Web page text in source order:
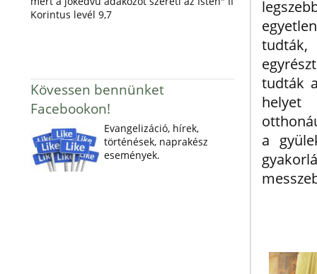
Korintus levél 9,7
Kövessen bennünket
Facebookon!
Evangelizáció, hírek,
történések, naprakész
események.
tudták
helyet
a